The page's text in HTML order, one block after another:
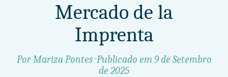
Mercado de la
Imprenta
Por Mariza Pontes · Publicado em 9 de Setembro
de 2025